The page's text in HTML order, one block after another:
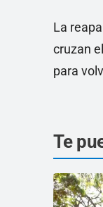
La
cruzan
para
Te